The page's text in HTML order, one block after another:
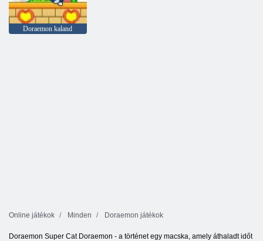
Doraemon kaland
Online játékok Minden Doraemon játékok
Doraemon Super Cat Doraemon - a történet egy macska, amely áthaladt időt